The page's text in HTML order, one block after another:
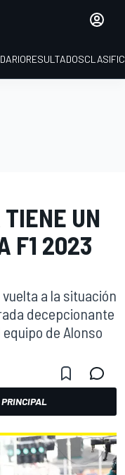
RESULTADOS
UN
F1 2023
a la situación
decepcionante
de Alonso